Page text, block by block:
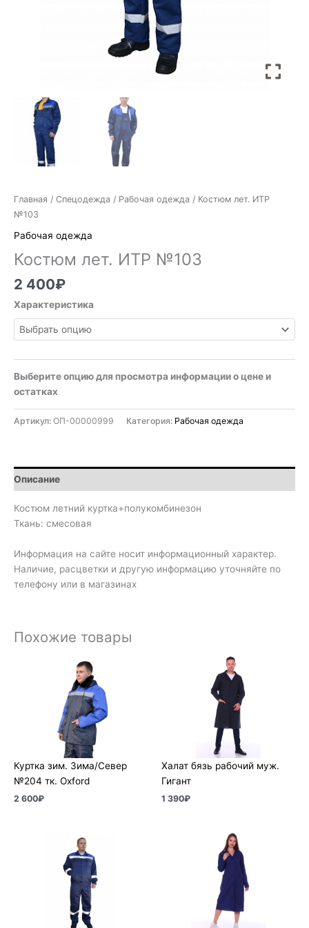
Главная / Спецодежда / Рабочая одежда / Костюм лет. ИТР
№103
Рабочая одежда
Костюм лет. ИТР №103
2 400₽
Характеристика
Выберите опцию для просмотра информации о цене и
остатках
Артикул: ОП-00000999 Категория: Рабочая одежда
Описание
Костюм летний куртка+полукомбинезон
Ткань: смесовая
Информация на сайте носит информационный характер.
Наличие, расцветки и другую информацию уточняйте по
телефону или в магазинах
Похожие товары
Куртка зим. Зима/Север
№204 тк. Oxford
2 600₽
Халат бязь рабочий муж.
Гигант
1 390₽